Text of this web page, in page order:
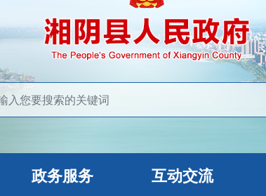
政务服务 互动交流